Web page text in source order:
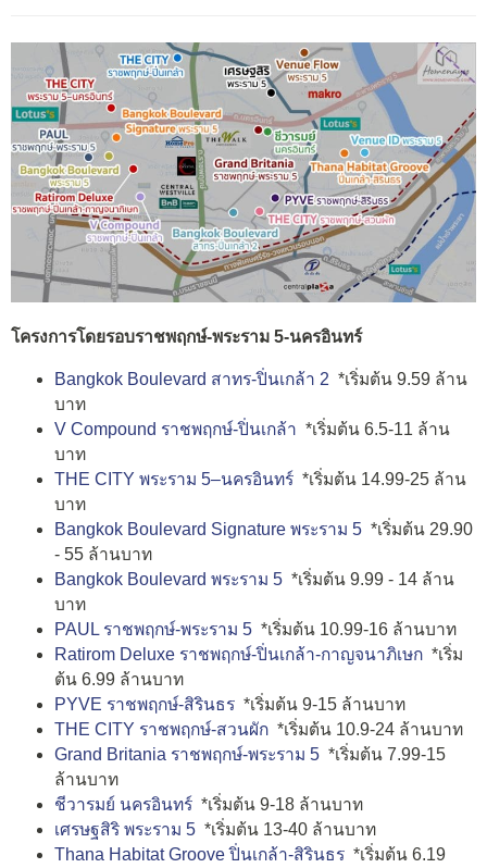
โครงการโดยรอบราชพฤกษ์-พระราม 5-นครอินทร์
Bangkok Boulevard สาทร-ปิ่นเกล้า 2 *เริ่มต้น 9.59 ล้าน
บาท
V Compound ราชพฤกษ์-ปิ่นเกล้า *เริ่มต้น 6.5-11 ล้าน
บาท
THE CITY พระราม 5–นครอินทร์ *เริ่มต้น 14.99-25 ล้าน
บาท
Bangkok Boulevard Signature พระราม 5 *เริ่มต้น 29.90
- 55 ล้านบาท
Bangkok Boulevard พระราม 5 *เริ่มต้น 9.99 - 14 ล้าน
บาท
PAUL ราชพฤกษ์-พระราม 5 *เริ่มต้น 10.99-16 ล้านบาท
Ratirom Deluxe ราชพฤกษ์-ปิ่นเกล้า-กาญจนาภิเษก *เริ่ม
ต้น 6.99 ล้านบาท
PYVE ราชพฤกษ์-สิรินธร *เริ่มต้น 9-15 ล้านบาท
THE CITY ราชพฤกษ์-สวนผัก *เริ่มต้น 10.9-24 ล้านบาท
Grand Britania ราชพฤกษ์-พระราม 5 *เริ่มต้น 7.99-15
ล้านบาท
ชีวารมย์ นครอินทร์ *เริ่มต้น 9-18 ล้านบาท
เศรษฐสิริ พระราม 5 *เริ่มต้น 13-40 ล้านบาท
Thana Habitat Groove ปิ่นเกล้า-สิรินธร *เริ่มต้น 6.19